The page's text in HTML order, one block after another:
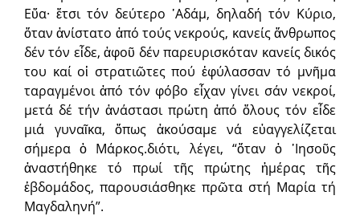
Εὔα· ἔτσι τόν δεύτερο ᾿Αδάμ, δηλαδή τόν Κύριο,
ὅταν ἀνίστατο ἀπό τούς νεκρούς, κανείς ἄνθρωπος
δέν τόν εἶδε, ἀφοῦ δέν παρευρισκόταν κανείς δικός
του καί οἱ στρατιῶτες πού ἐφύλασσαν τό μνῆμα
ταραγμένοι ἀπό τόν φόβο εἶχαν γίνει σάν νεκροί,
μετά δέ τήν ἀνάστασι πρώτη ἀπό ὅλους τόν εἶδε
μιά γυναῖκα, ὅπως ἀκούσαμε νά εὐαγγελίζεται
σήμερα ὁ Μάρκος.διότι, λέγει, “ὅταν ὁ ᾿Ιησοῦς
ἀναστήθηκε τό πρωί τῆς πρώτης ἡμέρας τῆς
ἑβδομάδος, παρουσιάσθηκε πρῶτα στή Μαρία τή
Μαγδαληνή”.